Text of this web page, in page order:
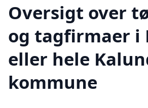
Oversigt over
og tagfirmaer i
eller hele
kommune